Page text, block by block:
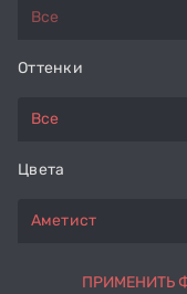
Все
Оттенки
Все
Цвета
Аметист
ПРИМЕНИТЬ